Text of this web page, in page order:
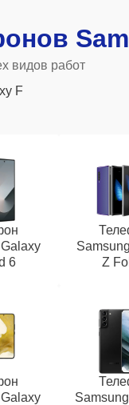
видов работ
F
6
Z